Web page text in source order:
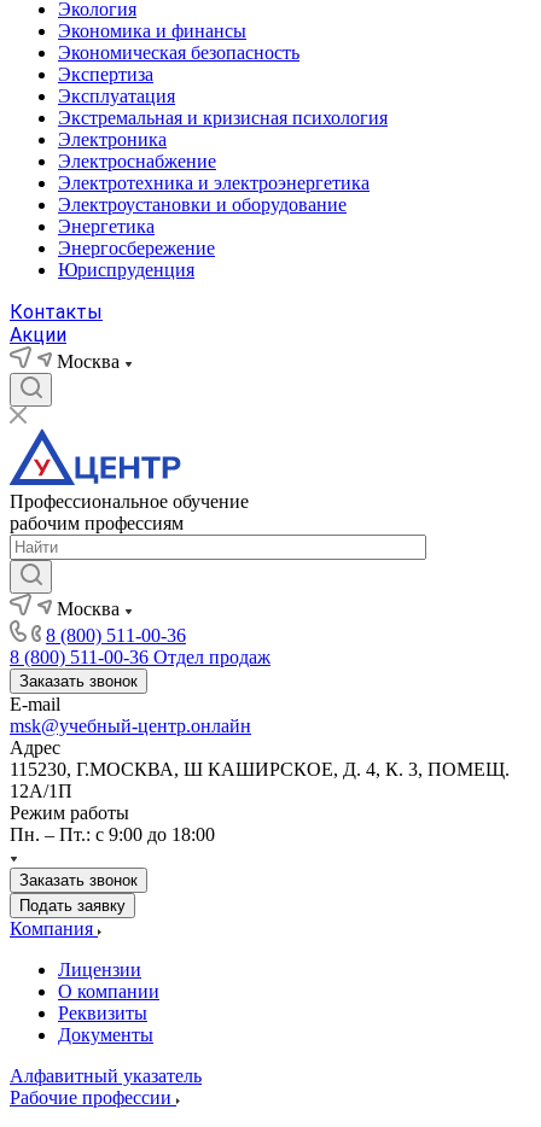
Экология
Экономика и финансы
Экономическая безопасность
Экспертиза
Эксплуатация
Экстремальная и кризисная психология
Электроника
Электроснабжение
Электротехника и электроэнергетика
Электроустановки и оборудование
Энергетика
Энергосбережение
Юриспруденция
Контакты
Акции
Москва
Профессиональное обучение
рабочим профессиям
Москва
8 (800) 511-00-36
8 (800) 511-00-36 Отдел продаж
Заказать звонок
E-mail
msk@учебный-центр.онлайн
Адрес
115230, Г.МОСКВА, Ш КАШИРСКОЕ, Д. 4, К. 3, ПОМЕЩ.
12А/1П
Режим работы
Пн. – Пт.: с 9:00 до 18:00
Заказать звонок
Подать заявку
Компания
Лицензии
О компании
Реквизиты
Документы
Алфавитный указатель
Рабочие профессии